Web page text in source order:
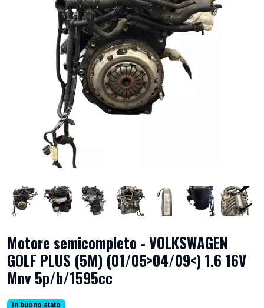
Motore semicompleto - VOLKSWAGEN
GOLF PLUS (5M) (01/05>04/09<) 1.6 16V
Mnv 5p/b/1595cc
In buono stato